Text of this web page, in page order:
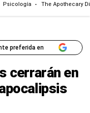
Psicología The Apothecary
preferida en
cerrarán en